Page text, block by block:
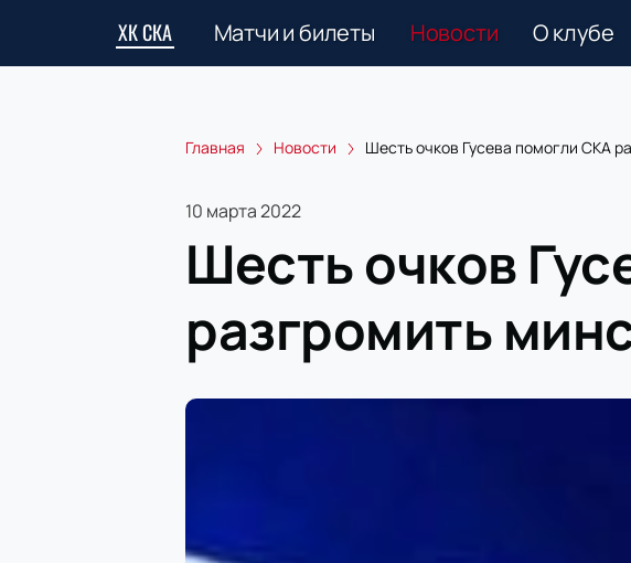
ХК СКА Матчи и билеты Новости О клубе
Главная Новости Шесть очков Гусева помогли СКА
10 марта 2022
Шесть очков
разгромить